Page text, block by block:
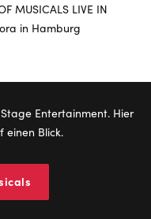
MUSICALS LIVE IN
in Hamburg
Entertainment. Hier
einen Blick.